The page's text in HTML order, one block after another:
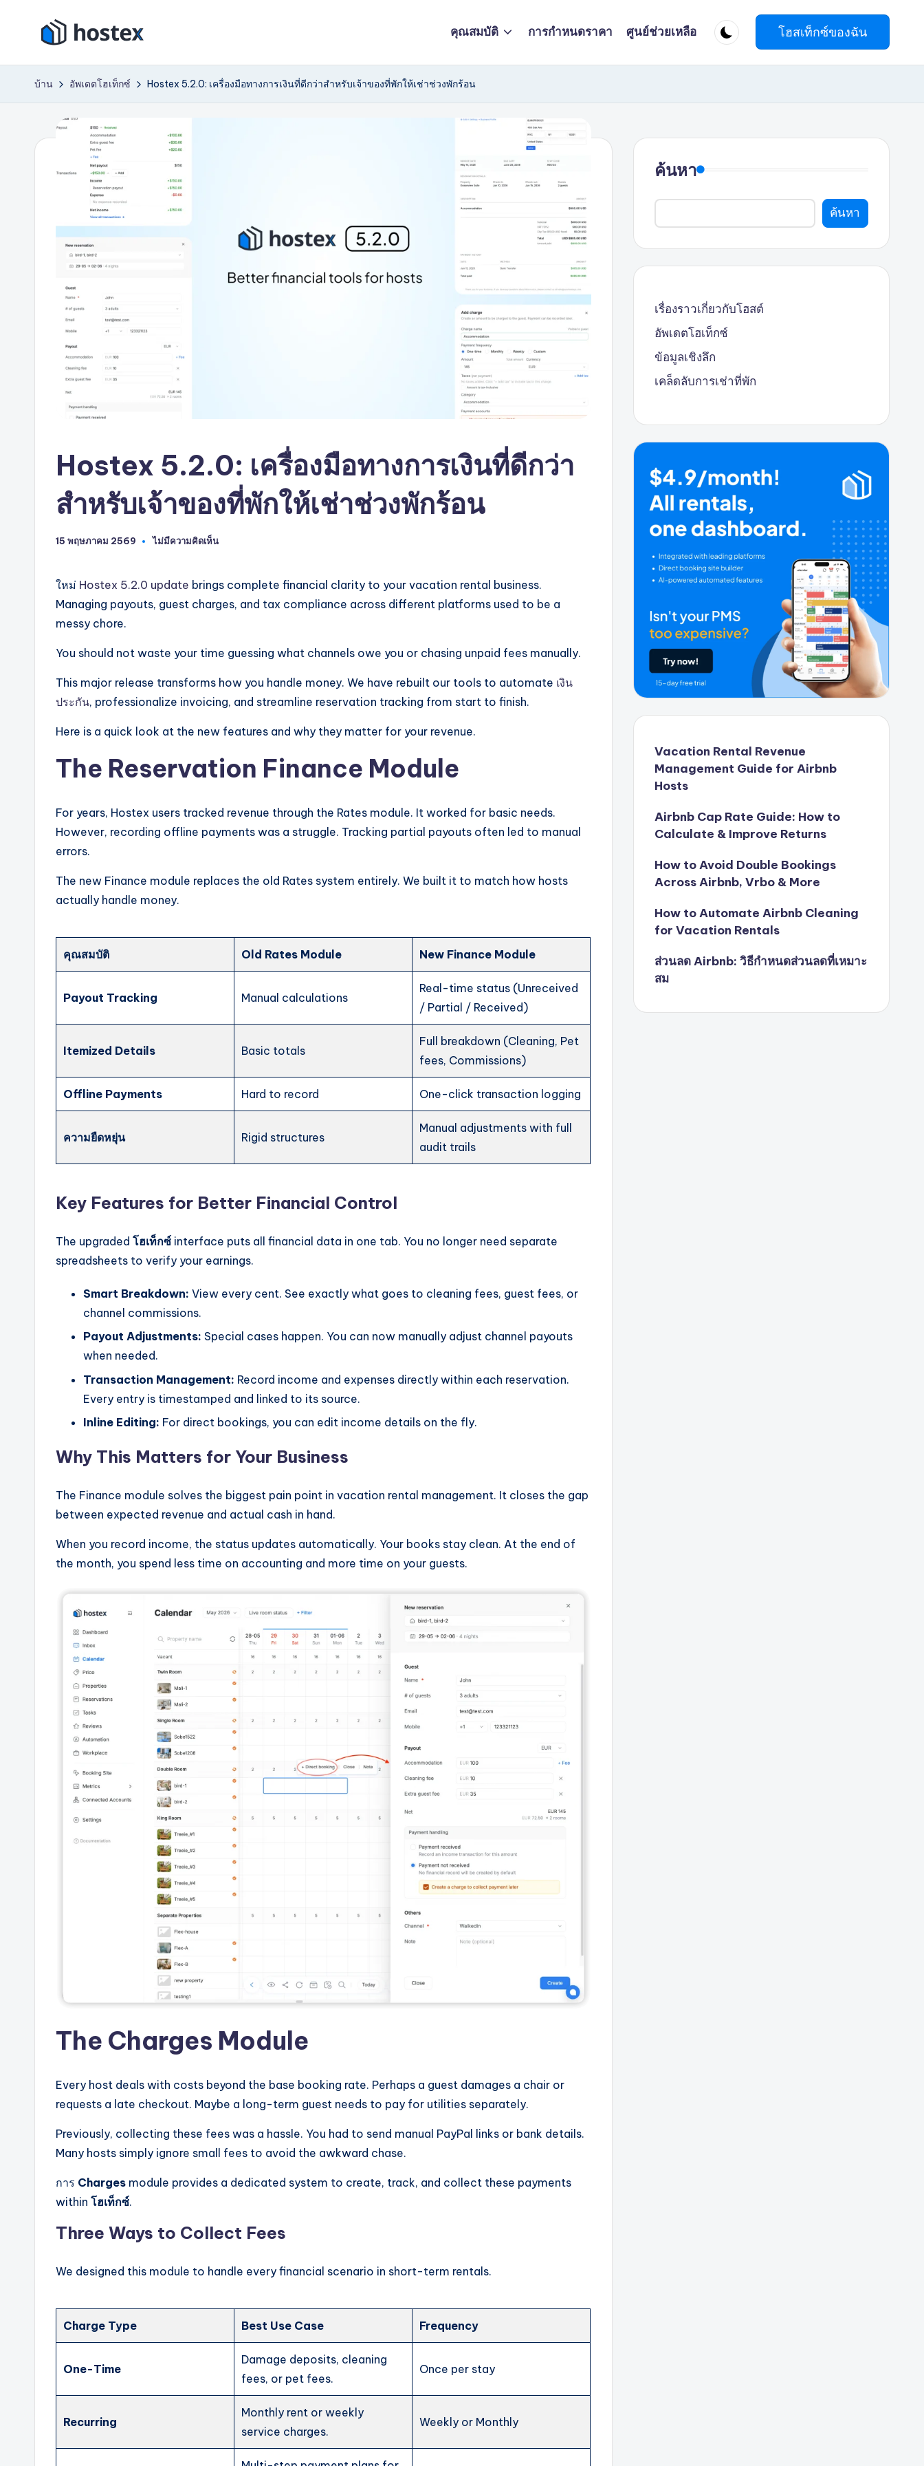
โ
ฮ
ท็
ค่า
วัน
ของ
เป็น
คุณสมบัติ การกำหนดราคา ศูนย์ช่วยเหลือ โฮสเท็กซ์ของฉัน
บ้าน อัพเดตโฮเท็กซ์ Hostex 5.2.0: เครื่องมือทางการเงินที่ดีกว่าสำหรับเจ้าของที่พักให้เช่าช่วงพักร้อน
Hostex 5.2.0: เครื่องมือทางการเงินที่ดีกว่า
สำหรับเจ้าของที่พักให้เช่าช่วงพักร้อน
15 พฤษภาคม 2569 ไม่มีความคิดเห็น
ใหม่ Hostex 5.2.0 update brings complete financial clarity to your vacation rental business.
Managing payouts, guest charges, and tax compliance across different platforms used to be a
messy chore.
You should not waste your time guessing what channels owe you or chasing unpaid fees manually.
This major release transforms how you handle money. We have rebuilt our tools to automate เงิน
ประกัน, professionalize invoicing, and streamline reservation tracking from start to finish.
Here is a quick look at the new features and why they matter for your revenue.
The Reservation Finance Module
For years, Hostex users tracked revenue through the Rates module. It worked for basic needs.
However, recording offline payments was a struggle. Tracking partial payouts often led to manual
errors.
The new Finance module replaces the old Rates system entirely. We built it to match how hosts
actually handle money.
คุณสมบัติ Old Rates Module New Finance Module
Payout Tracking Manual calculations
Real-time status (Unreceived
/ Partial / Received)
Itemized Details Basic totals
Full breakdown (Cleaning, Pet
fees, Commissions)
Offline Payments Hard to record One-click transaction logging
ความยืดหยุ่น Rigid structures
Manual adjustments with full
audit trails
Key Features for Better Financial Control
The upgraded โฮเท็กซ์ interface puts all financial data in one tab. You no longer need separate
spreadsheets to verify your earnings.
Smart Breakdown: View every cent. See exactly what goes to cleaning fees, guest fees, or
channel commissions.
Payout Adjustments: Special cases happen. You can now manually adjust channel payouts
when needed.
Transaction Management: Record income and expenses directly within each reservation.
Every entry is timestamped and linked to its source.
Inline Editing: For direct bookings, you can edit income details on the fly.
Why This Matters for Your Business
The Finance module solves the biggest pain point in vacation rental management. It closes the gap
between expected revenue and actual cash in hand.
When you record income, the status updates automatically. Your books stay clean. At the end of
the month, you spend less time on accounting and more time on your guests.
The Charges Module
Every host deals with costs beyond the base booking rate. Perhaps a guest damages a chair or
requests a late checkout. Maybe a long-term guest needs to pay for utilities separately.
Previously, collecting these fees was a hassle. You had to send manual PayPal links or bank details.
Many hosts simply ignore small fees to avoid the awkward chase.
การ Charges module provides a dedicated system to create, track, and collect these payments
within โฮเท็กซ์.
Three Ways to Collect Fees
We designed this module to handle every financial scenario in short-term rentals.
Charge Type Best Use Case Frequency
One-Time
Damage deposits, cleaning
fees, or pet fees.
Once per stay
Recurring
Monthly rent or weekly
service charges.
Weekly or Monthly
ค้นหา
ค้นหา
เรื่องราวเกี่ยวกับโฮสต์
อัพเดตโฮเท็กซ์
ข้อมูลเชิงลึก
เคล็ดลับการเช่าที่พัก
Vacation Rental Revenue
Management Guide for Airbnb
Hosts
Airbnb Cap Rate Guide: How to
Calculate & Improve Returns
How to Avoid Double Bookings
Across Airbnb, Vrbo & More
How to Automate Airbnb Cleaning
for Vacation Rentals
ส่วนลด Airbnb: วิธีกำหนดส่วนลดที่เหมาะ
สม